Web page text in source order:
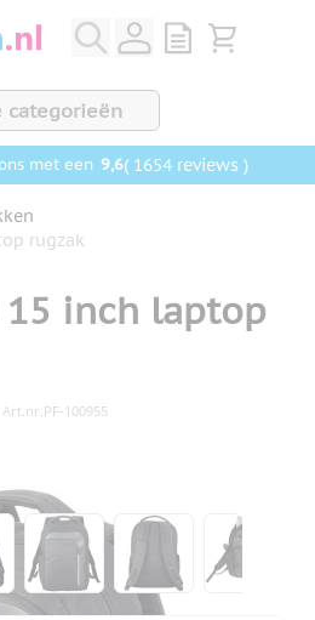
View quote,
Bekijk
categorieën
met een 9,6( 1654 reviews )
rugzak
15 inch laptop
Art.nr. PF-100955
volledig scherm te bekijken
larger image
View larger image
View larger